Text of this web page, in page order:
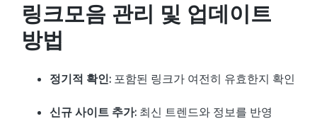
링크모음 관리 및 업데이트
방법
정기적 확인: 포함된 링크가 여전히 유효한지 확인
신규 사이트 추가: 최신 트렌드와 정보를 반영